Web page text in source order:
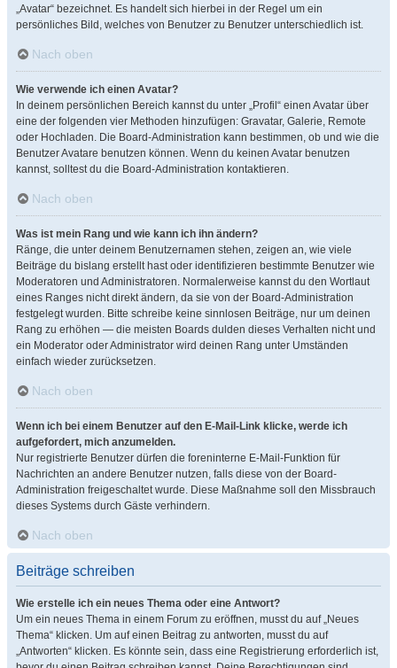
„Avatar“ bezeichnet. Es handelt sich hierbei in der Regel um ein
persönliches Bild, welches von Benutzer zu Benutzer unterschiedlich ist.
Nach oben
Wie verwende ich einen Avatar?
In deinem persönlichen Bereich kannst du unter „Profil“ einen Avatar über
eine der folgenden vier Methoden hinzufügen: Gravatar, Galerie, Remote
oder Hochladen. Die Board-Administration kann bestimmen, ob und wie die
Benutzer Avatare benutzen können. Wenn du keinen Avatar benutzen
kannst, solltest du die Board-Administration kontaktieren.
Nach oben
Was ist mein Rang und wie kann ich ihn ändern?
Ränge, die unter deinem Benutzernamen stehen, zeigen an, wie viele
Beiträge du bislang erstellt hast oder identifizieren bestimmte Benutzer wie
Moderatoren und Administratoren. Normalerweise kannst du den Wortlaut
eines Ranges nicht direkt ändern, da sie von der Board-Administration
festgelegt wurden. Bitte schreibe keine sinnlosen Beiträge, nur um deinen
Rang zu erhöhen — die meisten Boards dulden dieses Verhalten nicht und
ein Moderator oder Administrator wird deinen Rang unter Umständen
einfach wieder zurücksetzen.
Nach oben
Wenn ich bei einem Benutzer auf den E-Mail-Link klicke, werde ich
aufgefordert, mich anzumelden.
Nur registrierte Benutzer dürfen die foreninterne E-Mail-Funktion für
Nachrichten an andere Benutzer nutzen, falls diese von der Board-
Administration freigeschaltet wurde. Diese Maßnahme soll den Missbrauch
dieses Systems durch Gäste verhindern.
Nach oben
Beiträge schreiben
Wie erstelle ich ein neues Thema oder eine Antwort?
Um ein neues Thema in einem Forum zu eröffnen, musst du auf „Neues
Thema“ klicken. Um auf einen Beitrag zu antworten, musst du auf
„Antworten“ klicken. Es könnte sein, dass eine Registrierung erforderlich ist,